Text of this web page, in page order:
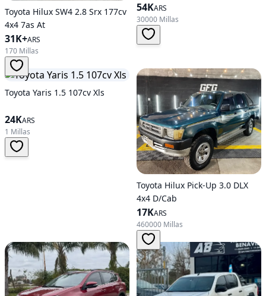
Toyota Hilux SW4 2.8 Srx 177cv
4x4 7as At
31K+ARS
170 Millas
54KARS
30000 Millas
Toyota Yaris 1.5 107cv Xls
24KARS
1 Millas
Toyota Hilux Pick-Up 3.0 DLX
4x4 D/Cab
17KARS
460000 Millas